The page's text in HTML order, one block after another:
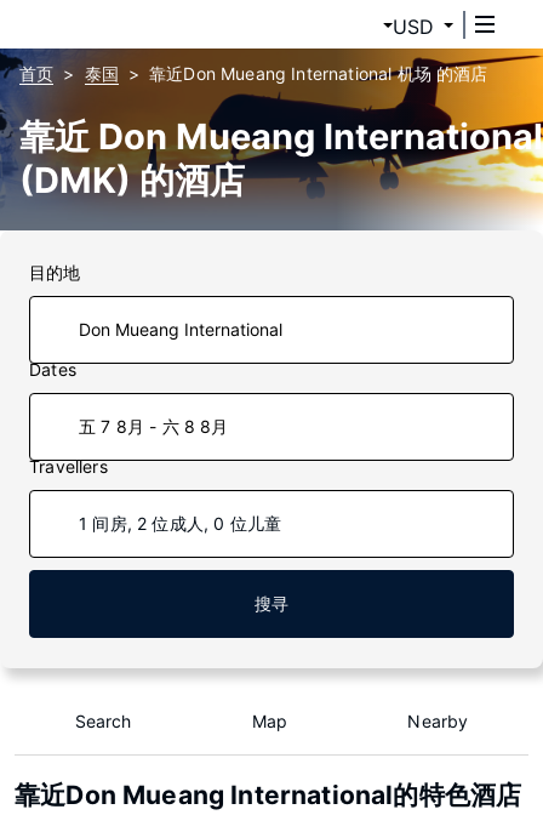
USD
首页 泰国 靠近Don Mueang International 机场 的酒店
靠近 Don Mueang International
(DMK) 的酒店
目的地
Dates
五 7 8月 - 六 8 8月
Travellers
1 间房, 2 位成人, 0 位儿童
搜寻
Search Map Nearby
靠近Don Mueang International的特色酒店